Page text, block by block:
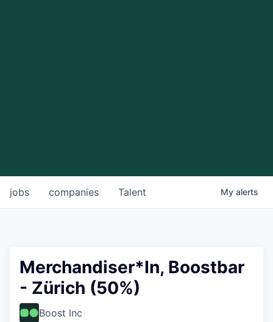
jobs companies Talent My alerts
Merchandiser*In, Boostbar
- Zürich (50%)
Boost Inc